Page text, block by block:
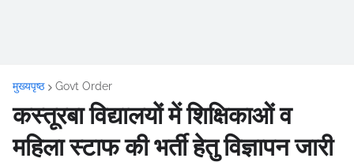
मुख्यपृष्ठ Govt Order
कस्तूरबा विद्यालयों में शिक्षिकाओं व
महिला स्टाफ की भर्ती हेतु विज्ञापन जारी